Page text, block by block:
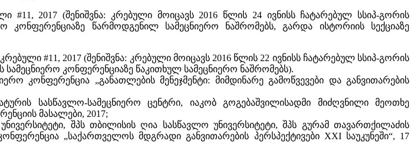
2017 (შენიშვნა: კრებული მოიცავს 2016 წლის 24 ივნისს ჩატარებულ სსიპ-გორის
წარმოდგენილ სამეცნიერო ნაშრომებს, გარდა ისტორიის სექციაზე
#11, 2017 (შენიშვნა: კრებული მოიცავს 2016 წლის 22 ივნისს ჩატარებულ სსიპ-გორის
კონფერენციაზე წაკითხულ სამეცნიერო ნაშრომებს).
კონფერენცია „განათლების მენეჯმენტი: მიმდინარე გამოწვევები და განვითარების
სასწავლო-სამეცნიერო ცენტრი, იაკობ გოგებაშვილისადმი მიძღვნილი მეოთხე
მასალები, 2017;
შპს თბილისის ღია სასწავლო უნივერსიტეტი, შპს გურამ თავართქილაძის
„საქართველოს მდგრადი განვითარების პერსპექტივები XXI საუკუნეში“, 17